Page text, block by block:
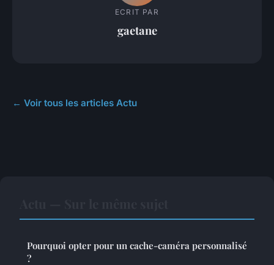
ECRIT PAR
gaetane
← Voir tous les articles Actu
Pourquoi opter pour un cache-caméra personnalisé
?